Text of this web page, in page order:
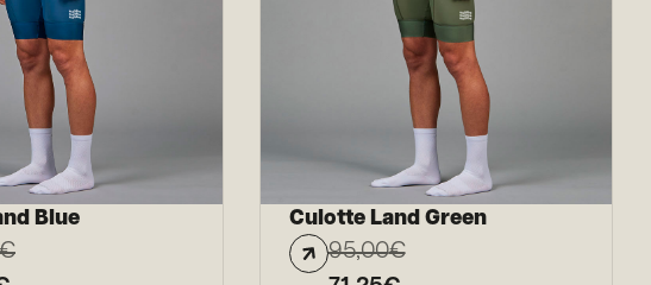
Blue
€
Culotte Land Green
95,00€